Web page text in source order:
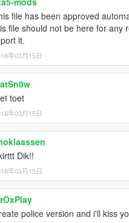
file has been approved
file should not be here for any
it.
年03月15日
toet
年03月15日
Dik!!
年03月15日
police version and i'll kiss